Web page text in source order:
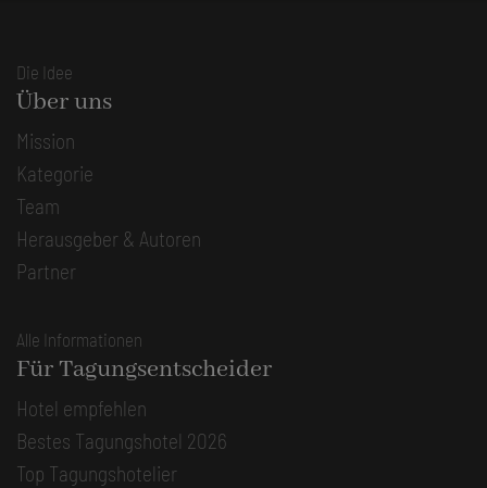
Die Idee
Über uns
Mission
Kategorie
Team
Herausgeber & Autoren
Partner
Alle Informationen
Für Tagungsentscheider
Hotel empfehlen
Bestes Tagungshotel 2026
Top Tagungshotelier